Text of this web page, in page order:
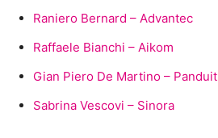
Raniero Bernard – Advantec
Raffaele Bianchi – Aikom
Gian Piero De Martino – Panduit
Sabrina Vescovi – Sinora